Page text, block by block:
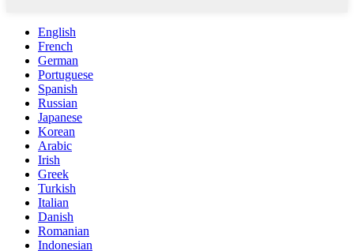
English
French
German
Portuguese
Spanish
Russian
Japanese
Korean
Arabic
Irish
Greek
Turkish
Italian
Danish
Romanian
Indonesian